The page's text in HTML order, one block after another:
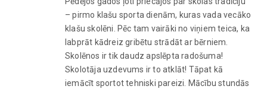
– pirmo klašu sporta dienām, kuras vada vecāko
klašu skolēni. Pēc tam vairāki no viņiem teica, ka
labprāt kādreiz gribētu strādāt ar bērniem.
Skolēnos ir tik daudz apslēpta radošuma!
Skolotāja uzdevums ir to atklāt! Tāpat kā
iemācīt sportot tehniski pareizi. Mācību stundās